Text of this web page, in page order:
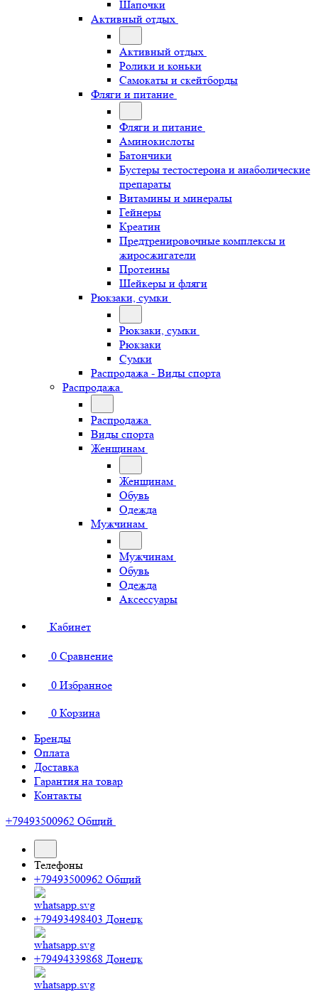
Шапочки
Активный отдых
Активный отдых
Ролики и коньки
Самокаты и скейтборды
Фляги и питание
Фляги и питание
Аминокислоты
Батончики
Бустеры тестостерона и анаболические
препараты
Витамины и минералы
Гейнеры
Креатин
Предтренировочные комплексы и
жиросжигатели
Протеины
Шейкеры и фляги
Рюкзаки, сумки
Рюкзаки, сумки
Рюкзаки
Сумки
Распродажа - Виды спорта
Распродажа
Распродажа
Виды спорта
Женщинам
Женщинам
Обувь
Одежда
Мужчинам
Мужчинам
Обувь
Одежда
Аксессуары
Кабинет
0 Сравнение
0 Избранное
0 Корзина
Бренды
Оплата
Доставка
Гарантия на товар
Контакты
+79493500962 Общий
Телефоны
+79493500962 Общий
+79493498403 Донецк
+79494339868 Донецк